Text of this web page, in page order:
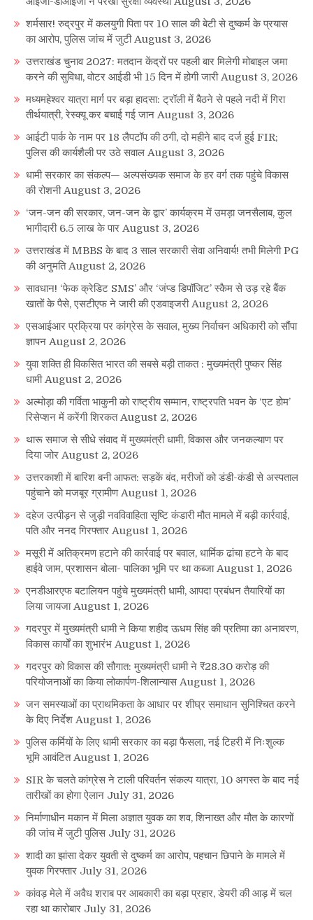
शर्मसार! रुद्रपुर में कलयुगी पिता पर 10 साल की बेटी से दुष्कर्म के प्रयास
का आरोप, पुलिस जांच में जुटी August 3, 2026
उत्तराखंड चुनाव 2027: मतदान केंद्रों पर पहली बार मिलेगी मोबाइल जमा
करने की सुविधा, वोटर आईडी भी 15 दिन में होगी जारी August 3, 2026
मध्यमहेश्वर यात्रा मार्ग पर बड़ा हादसा: ट्रॉली में बैठने से पहले नदी में गिरा
तीर्थयात्री, रेस्क्यू कर बचाई गई जान August 3, 2026
आईटी पार्क के नाम पर 18 लैपटॉप की ठगी, दो महीने बाद दर्ज हुई FIR;
पुलिस की कार्यशैली पर उठे सवाल August 3, 2026
धामी सरकार का संकल्प— अल्पसंख्यक समाज के हर वर्ग तक पहुंचे विकास
की रोशनी August 3, 2026
‘जन-जन की सरकार, जन-जन के द्वार’ कार्यक्रम में उमड़ा जनसैलाब, कुल
भागीदारी 6.5 लाख के पार August 3, 2026
उत्तराखंड में MBBS के बाद 3 साल सरकारी सेवा अनिवार्य! तभी मिलेगी PG
की अनुमति August 2, 2026
सावधान! ‘फेक क्रेडिट SMS’ और ‘जंप्ड डिपॉजिट’ स्कैम से उड़ रहे बैंक
खातों के पैसे, एसटीएफ ने जारी की एडवाइजरी August 2, 2026
एसआईआर प्रक्रिया पर कांग्रेस के सवाल, मुख्य निर्वाचन अधिकारी को सौंपा
ज्ञापन August 2, 2026
युवा शक्ति ही विकसित भारत की सबसे बड़ी ताकत : मुख्यमंत्री पुष्कर सिंह
धामी August 2, 2026
अल्मोड़ा की गर्विता भाकुनी को राष्ट्रीय सम्मान, राष्ट्रपति भवन के ‘एट होम’
रिसेप्शन में करेंगी शिरकत August 2, 2026
थारू समाज से सीधे संवाद में मुख्यमंत्री धामी, विकास और जनकल्याण पर
दिया जोर August 2, 2026
उत्तरकाशी में बारिश बनी आफत: सड़कें बंद, मरीजों को डंडी-कंडी से अस्पताल
पहुंचाने को मजबूर ग्रामीण August 1, 2026
दहेज उत्पीड़न से जुड़ी नवविवाहिता सृष्टि कंडारी मौत मामले में बड़ी कार्रवाई,
पति और ननद गिरफ्तार August 1, 2026
मसूरी में अतिक्रमण हटाने की कार्रवाई पर बवाल, धार्मिक ढांचा हटने के बाद
हाईवे जाम, प्रशासन बोला- पालिका भूमि पर था कब्जा August 1, 2026
एनडीआरएफ बटालियन पहुंचे मुख्यमंत्री धामी, आपदा प्रबंधन तैयारियों का
लिया जायजा August 1, 2026
गदरपुर में मुख्यमंत्री धामी ने किया शहीद ऊधम सिंह की प्रतिमा का अनावरण,
विकास कार्यों का शुभारंभ August 1, 2026
गदरपुर को विकास की सौगात: मुख्यमंत्री धामी ने ₹28.30 करोड़ की
परियोजनाओं का किया लोकार्पण-शिलान्यास August 1, 2026
जन समस्याओं का प्राथमिकता के आधार पर शीघ्र समाधान सुनिश्चित करने
के दिए निर्देश August 1, 2026
पुलिस कर्मियों के लिए धामी सरकार का बड़ा फैसला, नई टिहरी में निःशुल्क
भूमि आवंटित August 1, 2026
SIR के चलते कांग्रेस ने टाली परिवर्तन संकल्प यात्रा, 10 अगस्त के बाद नई
तारीखों का होगा ऐलान July 31, 2026
निर्माणाधीन मकान में मिला अज्ञात युवक का शव, शिनाख्त और मौत के कारणों
की जांच में जुटी पुलिस July 31, 2026
शादी का झांसा देकर युवती से दुष्कर्म का आरोप, पहचान छिपाने के मामले में
युवक गिरफ्तार July 31, 2026
कांवड़ मेले में अवैध शराब पर आबकारी का बड़ा प्रहार, डेयरी की आड़ में चल
रहा था कारोबार July 31, 2026